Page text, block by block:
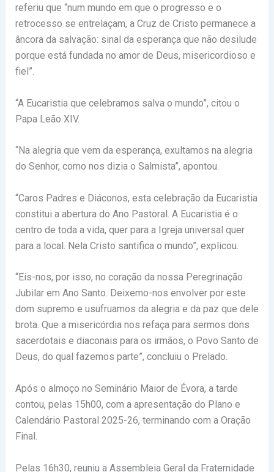
referiu que “num mundo em que o progresso e o
retrocesso se entrelaçam, a Cruz de Cristo permanece a
âncora da salvação: sinal da esperança que não desilude
porque está fundada no amor de Deus, misericordioso e
fiel”.
“A Eucaristia que celebramos salva o mundo”, citou o
Papa Leão XIV.
“Na alegria que vem da esperança, exultamos na alegria
do Senhor, como nos dizia o Salmista”, apontou.
“Caros Padres e Diáconos, esta celebração da Eucaristia
constitui a abertura do Ano Pastoral. A Eucaristia é o
centro de toda a vida, quer para a Igreja universal quer
para a local. Nela Cristo santifica o mundo”, explicou.
“Eis-nos, por isso, no coração da nossa Peregrinação
Jubilar em Ano Santo. Deixemo-nos envolver por este
dom supremo e usufruamos da alegria e da paz que dele
brota. Que a misericórdia nos refaça para sermos dons
sacerdotais e diaconais para os irmãos, o Povo Santo de
Deus, do qual fazemos parte”, concluiu o Prelado.
Após o almoço no Seminário Maior de Évora, a tarde
contou, pelas 15h00, com a apresentação do Plano e
Calendário Pastoral 2025-26, terminando com a Oração
Final.
Pelas 16h30, reuniu a Assembleia Geral da Fraternidade